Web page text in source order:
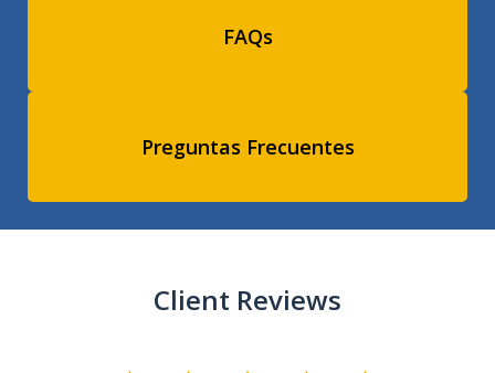
FAQs
Preguntas Frecuentes
Client Reviews